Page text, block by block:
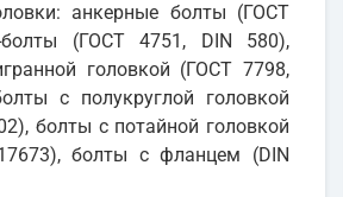
анкерные болты (ГОСТ
(ГОСТ 4751, DIN 580),
головкой (ГОСТ 7798,
с полукруглой головкой
болты с потайной головкой
болты с фланцем (DIN